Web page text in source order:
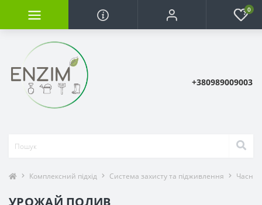
0
+380989009003
Комплексний підхід Система захисту та підживлення Часник
УРОЖАЙ ПОЛИВ